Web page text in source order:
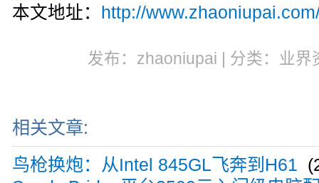
本文地址：
http://
发布：zhaoniupai | 分类：业界
相关文章:
鸟枪换炮：从Intel 845GL飞奔到H61